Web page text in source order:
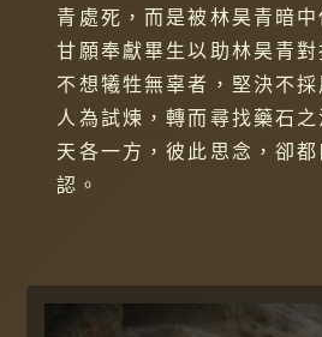
青處死，而是被林昊青暗
甘願奉獻畢生以助林昊青
不想犧牲無辜者，堅決不
人為試煉，轉而尋找藥石
天各一方，彼此思念，卻
認。